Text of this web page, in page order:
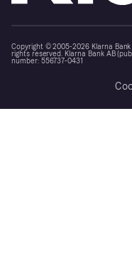
Copyright © 2005-2026 Klarna Bank
rights reserved. Klarna Bank AB
number: 556737-0431